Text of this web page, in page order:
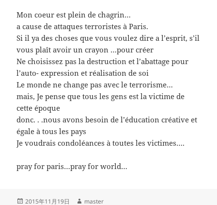
Mon coeur est plein de chagrin…
a cause de attaques terroristes à Paris.
Si il ya des choses que vous voulez dire a l’esprit, s’il
vous plaît avoir un crayon …pour créer
Ne choisissez pas la destruction et l’abattage pour
l’auto- expression et réalisation de soi
Le monde ne change pas avec le terrorisme…
mais, Je pense que tous les gens est la victime de
cette époque
donc. . .nous avons besoin de l’éducation créative et
égale à tous les pays
Je voudrais condoléances à toutes les victimes….
pray for paris…pray for world…
投
2015年11月19日 作
master